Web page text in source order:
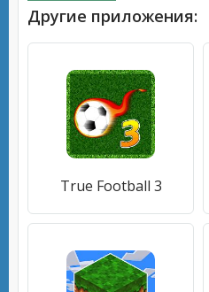
Другие приложения:
True Football 3